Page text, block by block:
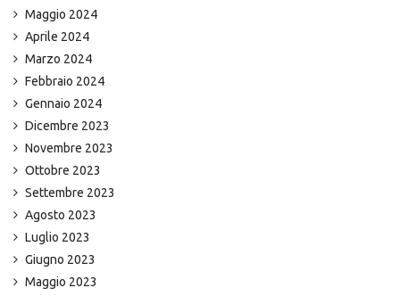
Maggio 2024
Aprile 2024
Marzo 2024
Febbraio 2024
Gennaio 2024
Dicembre 2023
Novembre 2023
Ottobre 2023
Settembre 2023
Agosto 2023
Luglio 2023
Giugno 2023
Maggio 2023